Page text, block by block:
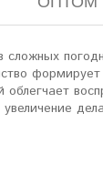
сложных